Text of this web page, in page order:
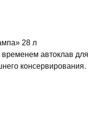
28 л
автоклав для
консервирования.